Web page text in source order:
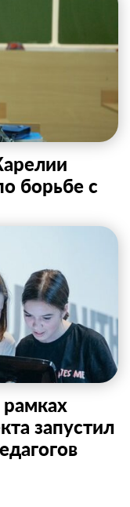
борьбе с
запустил